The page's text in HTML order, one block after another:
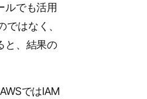
ルでも活用
はなく、
と、結果の
ではIAM